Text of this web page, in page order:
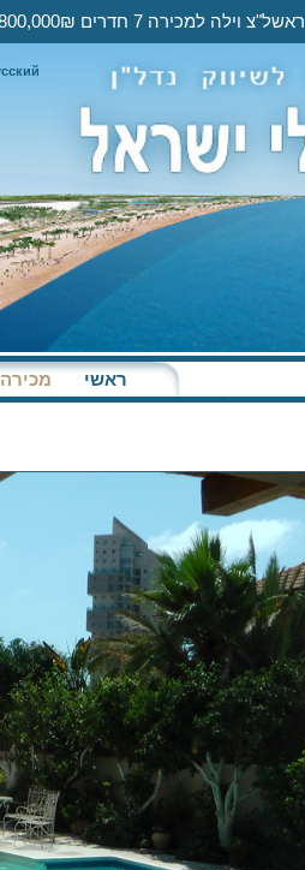
ראשל"צ וילה למכירה 7 חדרים 5,800,000₪
ראשי מכירה